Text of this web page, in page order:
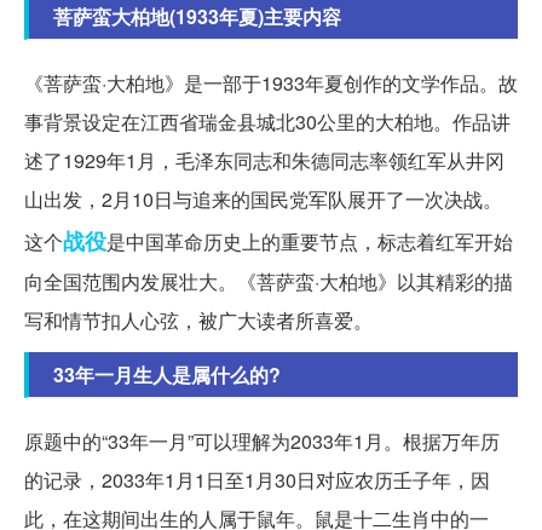
菩萨蛮大柏地(1933年夏)主要内容
《菩萨蛮·大柏地》是一部于1933年夏创作的文学作品。故
事背景设定在江西省瑞金县城北30公里的大柏地。作品讲
述了1929年1月，毛泽东同志和朱德同志率领红军从井冈
山出发，2月10日与追来的国民党军队展开了一次决战。
这个战役是中国革命历史上的重要节点，标志着红军开始
向全国范围内发展壮大。《菩萨蛮·大柏地》以其精彩的描
写和情节扣人心弦，被广大读者所喜爱。
33年一月生人是属什么的?
原题中的“33年一月”可以理解为2033年1月。根据万年历
的记录，2033年1月1日至1月30日对应农历壬子年，因
此，在这期间出生的人属于鼠年。鼠是十二生肖中的一